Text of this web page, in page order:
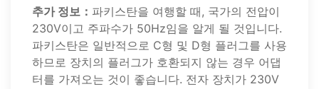
추가 정보： 파키스탄을 여행할 때, 국가의 전압이
230V이고 주파수가 50Hz임을 알게 될 것입니다.
파키스탄은 일반적으로 C형 및 D형 플러그를 사용
하므로 장치의 플러그가 호환되지 않는 경우 어댑
터를 가져오는 것이 좋습니다. 전자 장치가 230V